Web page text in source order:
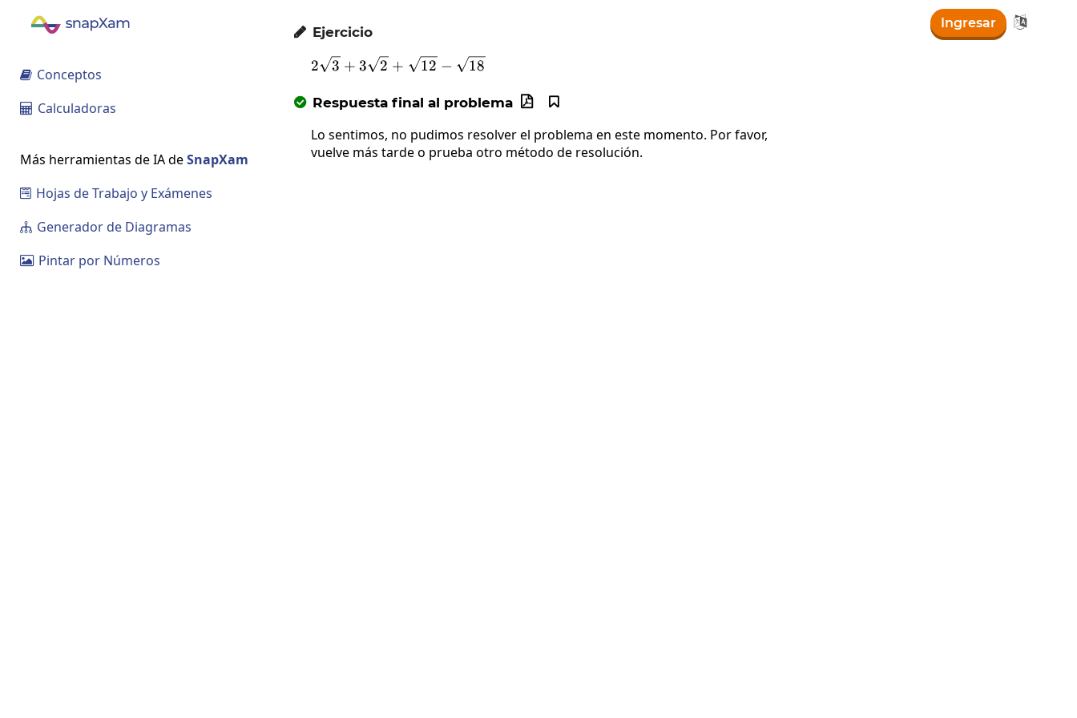
Ingresar 
 Conceptos
 Calculadoras
Más herramientas de IA deSnapXam
 Hojas de Trabajo y Exámenes
 Generador de Diagramas
 Pintar por Números
 Ejercicio
2\sqrt{3}+3\sqrt{2}+\sqrt{12}-\sqrt{18}
2 3 + 3 2 + 12 − 18
 Respuesta final al problema 

Lo sentimos, no pudimos resolver el problema en este momento. Por favor,
vuelve más tarde o prueba otro método de resolución.